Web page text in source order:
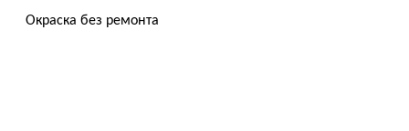
Окраска без ремонта